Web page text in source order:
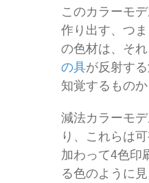
このカラーモ
作り出す、つ
の色材は、そ
の具が反射す
知覚するもの
減法カラーモ
り、これらは
加わって4色印
る色のように